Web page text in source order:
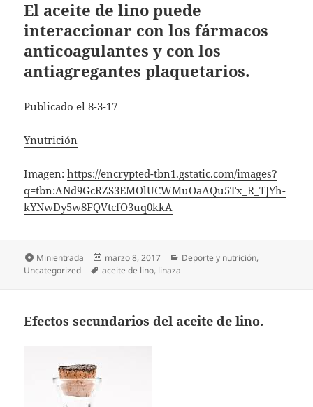
El aceite de lino puede
interaccionar con los fármacos
anticoagulantes y con los
antiagregantes plaquetarios.
Publicado el 8-3-17
Ynutrición
Imagen:https://encrypted-tbn1.gstatic.com/images?
q=tbn:ANd9GcRZS3EMOlUCWMuOaAQu5Tx_R_TJYh-
kYNwDy5w8FQVtcfO3uq0kkA
Formato
Minientrada
Publicado
el
marzo 8, 2017 Categorías
Deporte y nutrición,
Uncategorized
Etiquetas
aceite de lino, linaza
Efectos secundarios del aceite de lino.